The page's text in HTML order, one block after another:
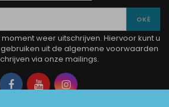
weer uitschrijven. Hiervoor kunt u
uit de algemene voorwaarden
via onze mailings.
Facebook
YouTubeInstagram